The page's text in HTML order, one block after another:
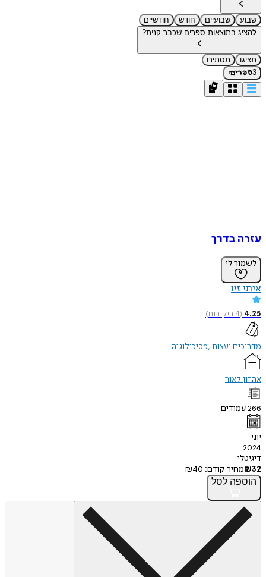
שבוע שבועיים חודש
חודשיים
להציג בתוצאות ספרים שכבר קנית?
תציגו
תסתירו
3ספרים›
עזרה בדרך
לשמור לי
איתי זיו
4.25
(
4ביקורות)
מדריכים ועצות פסיכולוגיה
אהרון לאור
266עמודים
יוני
2024
דיגיטלי
₪32 מחיר קודם: ₪40
הוספה לסל